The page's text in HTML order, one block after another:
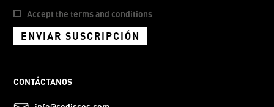
Accept the terms and conditions
ENVIAR SUSCRIPCIÓN
CONTÁCTANOS